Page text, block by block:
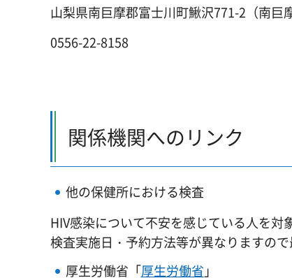
山梨県南巨摩郡富士川町鰍沢771-2（南巨
0556-22-8158
関係機関へのリンク
他の保健所における検査
HIV感染について不安を感じている人を
検査実施日・予約方法等が異なりますの
厚生労働省「厚生労働省 」